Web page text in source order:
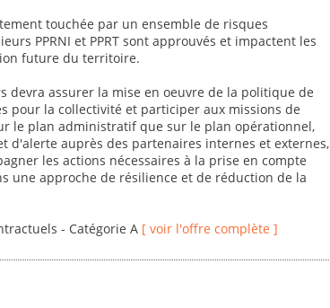
touchée par un ensemble de risques
PPRNI et PPRT sont approuvés et impactent les
future du territoire.
devra assurer la mise en oeuvre de la politique de
pour la collectivité et participer aux missions de
le plan administratif que sur le plan opérationnel,
d'alerte auprès des partenaires internes et externes,
les actions nécessaires à la prise en compte
une approche de résilience et de réduction de la
- Catégorie A [ voir l'offre complète ]